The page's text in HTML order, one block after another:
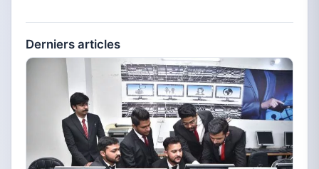
Derniers articles